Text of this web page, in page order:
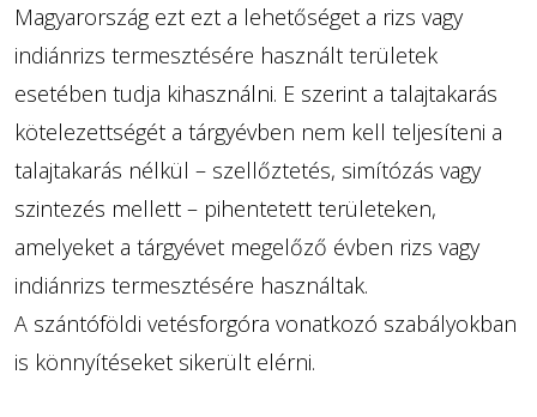
Magyarország ezt ezt a lehetőséget a rizs vagy
indiánrizs termesztésére használt területek
esetében tudja kihasználni. E szerint a talajtakarás
kötelezettségét a tárgyévben nem kell teljesíteni a
talajtakarás nélkül – szellőztetés, simítózás vagy
szintezés mellett – pihentetett területeken,
amelyeket a tárgyévet megelőző évben rizs vagy
indiánrizs termesztésére használtak.
A szántóföldi vetésforgóra vonatkozó szabályokban
is könnyítéseket sikerült elérni.